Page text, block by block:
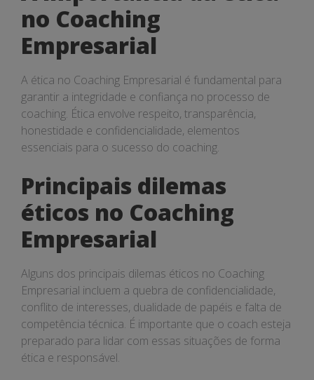
no Coaching
Empresarial
A ética no Coaching Empresarial é fundamental para
garantir a integridade e confiança no processo de
coaching. Ética envolve respeito, transparência,
honestidade e confidencialidade, elementos
essenciais para o sucesso do coaching.
Principais dilemas
éticos no Coaching
Empresarial
Alguns dos principais dilemas éticos no Coaching
Empresarial incluem a quebra de confidencialidade,
conflito de interesses, dualidade de papéis e falta de
competência técnica. É importante que o coach esteja
preparado para lidar com essas situações de forma
ética e responsável.